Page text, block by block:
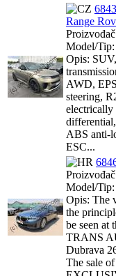
Range
Model/Tip:
Opis:
AWD,
steering,
electrically
ABS anti-
ESC...
Model/Tip:
Opis: The
the
be seen at
TRANS
Dubrava
The sale